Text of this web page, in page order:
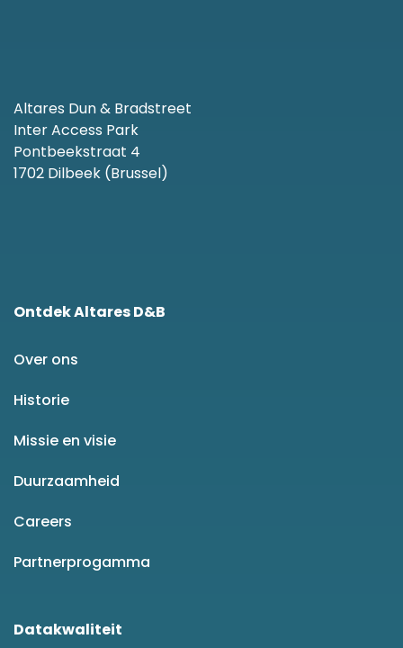
Altares Dun & Bradstreet
Inter Access Park
Pontbeekstraat 4
1702 Dilbeek (Brussel)
Ontdek Altares D&B
Over ons
Historie
Missie en visie
Duurzaamheid
Careers
Partnerprogamma
Datakwaliteit